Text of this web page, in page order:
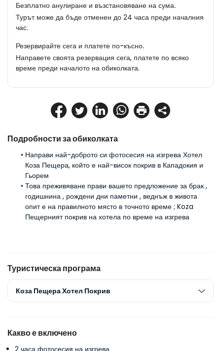
Подробности за обиколката
Направи най-доброто си фотосесия на изгрева Хотел
Коза Пещера, който е най-висок покрив в Кападокия и
Гьорем
Това преживяване прави вашето предложение за брак ,
годишнина , рождени дни паметни , веднъж в живота
опит е на правилното място в точното време ; Koza
Пещерният покрив на хотела по време на изгрева
Туристическа програма
Коза Пещера Хотел Покрив
Какво е включено
2 часа фотосесия на изгрева
Безплатно анулиране и възстановяване на сума.
Турът може да бъде отменен до 24 часа преди началния
час.
Резервирайте сега и платете по-късно.
Направете своята резервация сега, платете по всяко
време преди началото на обиколката.